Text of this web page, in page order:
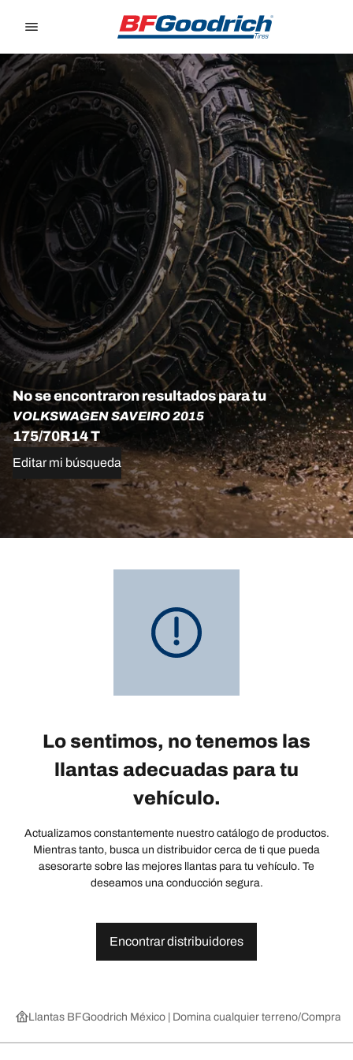
No se encontraron resultados para tu
VOLKSWAGEN SAVEIRO 2015
175/70R14 T
Editar mi búsqueda
Lo sentimos, no tenemos las
llantas adecuadas para tu
vehículo.
Actualizamos constantemente nuestro catálogo de productos.
Mientras tanto, busca un distribuidor cerca de ti que pueda
asesorarte sobre las mejores llantas para tu vehículo. Te
deseamos una conducción segura.
Encontrar distribuidores
Llantas BFGoodrich México | Domina cualquier terreno Compra